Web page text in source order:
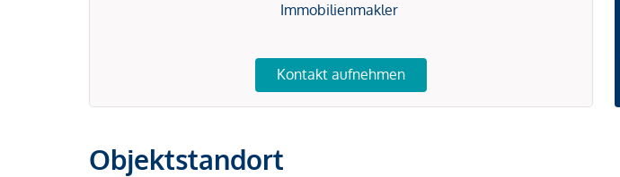
Immobilienmakler
Kontakt aufnehmen
Objektstandort